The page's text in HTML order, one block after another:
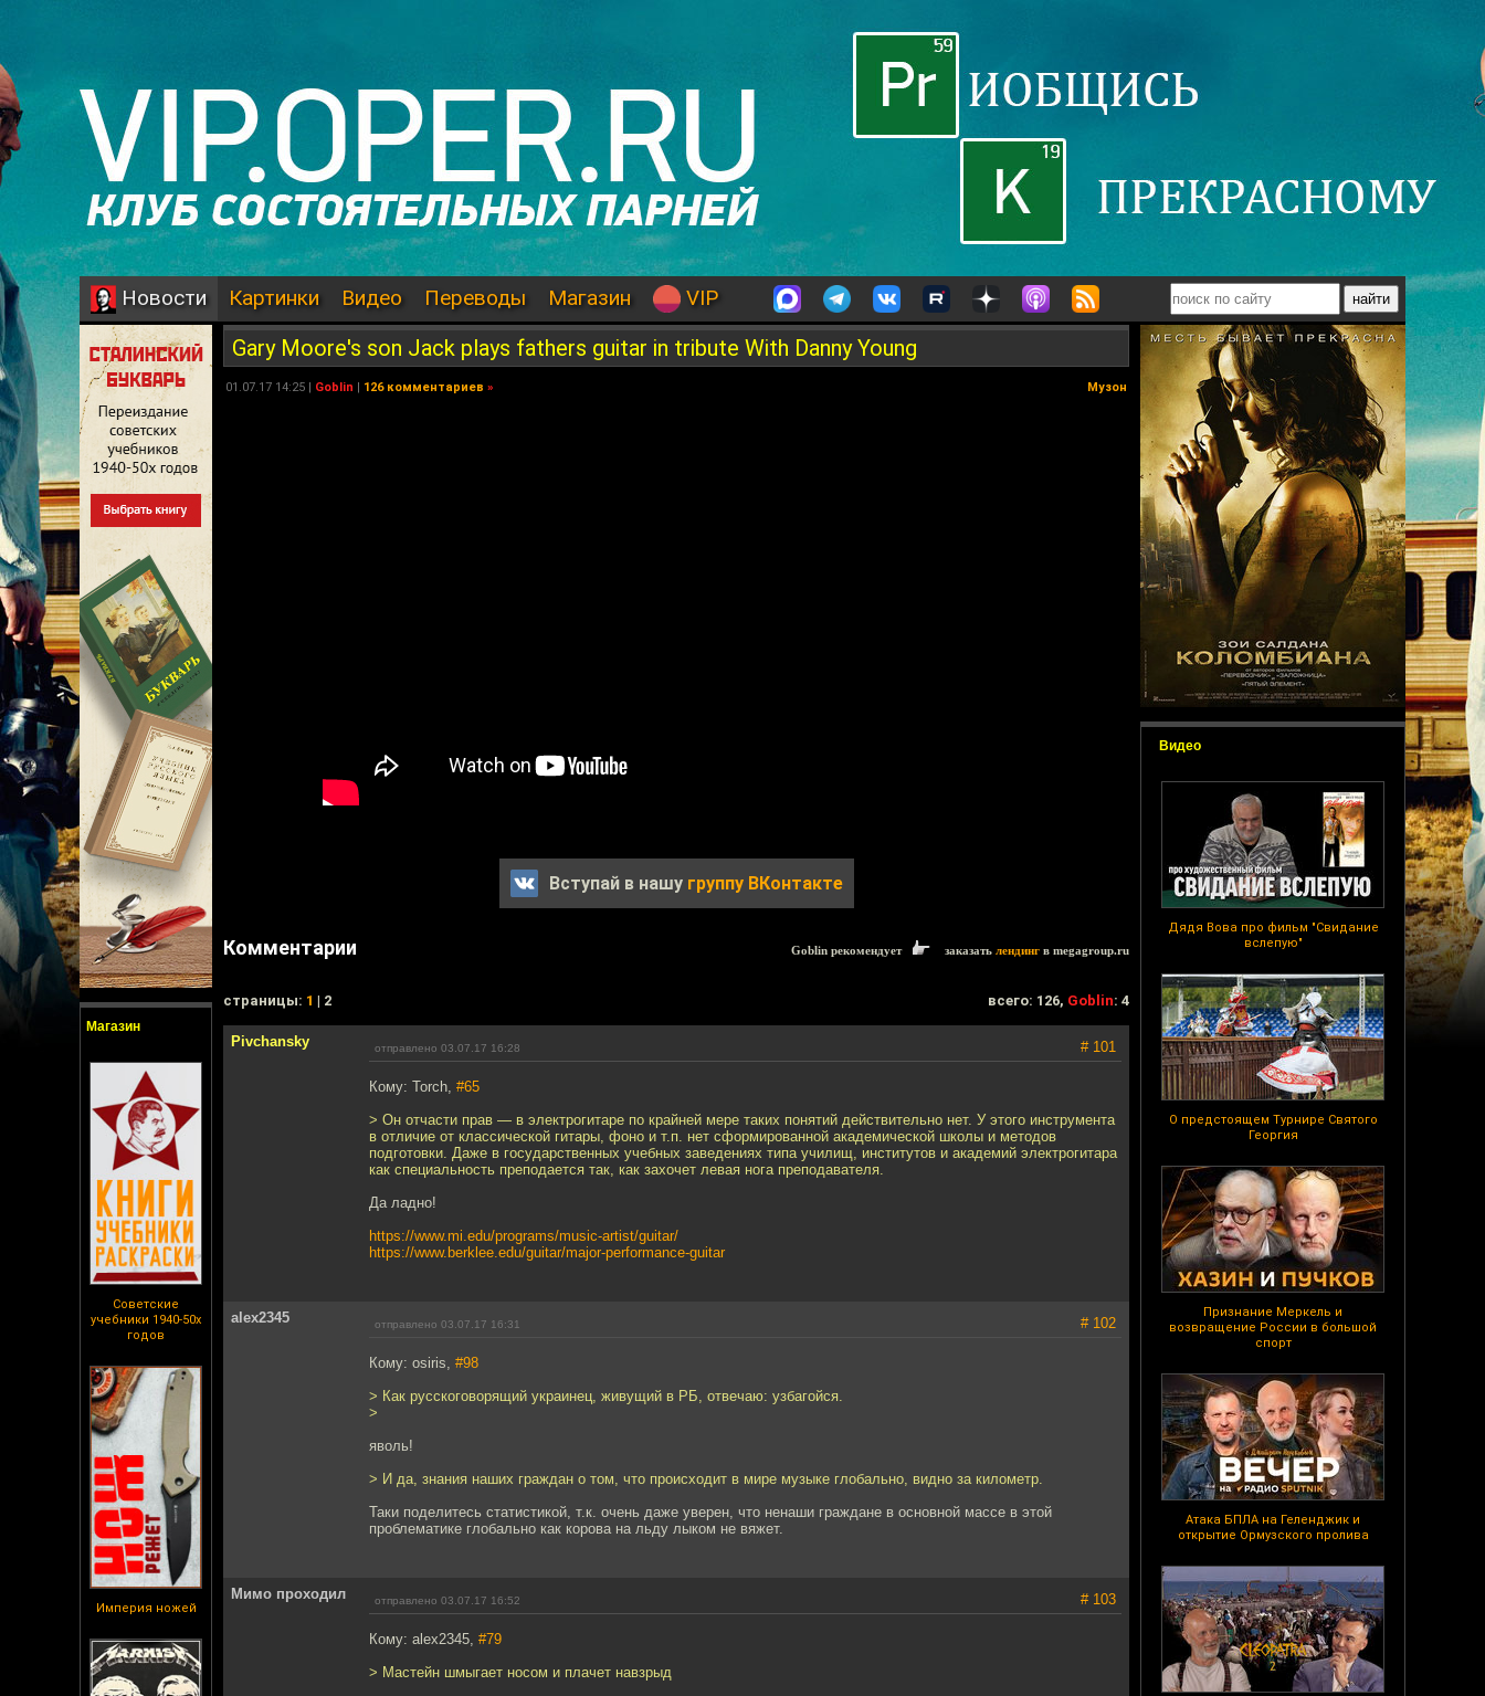
Новости Картинки Видео Переводы Магазин VIP
Магазин
Советские
учебники 1940-50х
годов
Империя ножей
Видео
Дядя Вова про фильм "Свидание
вслепую"
О предстоящем Турнире Святого
Георгия
Признание Меркель и
возвращение России в большой
спорт
Атака БПЛА на Геленджик и
открытие Ормузского пролива
Gary Moore's son Jack plays fathers guitar in tribute With Danny Young
01.07.17 14:25 | Goblin | 126 комментариев » Музон
Вступай в нашу группу ВКонтакте
Комментарии Goblin рекомендует заказать лендинг в megagroup.ru
cтраницы: 1 | 2 всего: 126, Goblin: 4
Pivchansky отправлено 03.07.17 16:28 # 101
Кому: Torch, #65
> Он отчасти прав — в электрогитаре по крайней мере таких понятий действительно нет. У этого инструмента
в отличие от классической гитары, фоно и т.п. нет сформированной академической школы и методов
подготовки. Даже в государственных учебных заведениях типа училищ, институтов и академий электрогитара
как специальность преподается так, как захочет левая нога преподавателя.
Да ладно!
https://www.mi.edu/programs/music-artist/guitar/
https://www.berklee.edu/guitar/major-performance-guitar
alex2345 отправлено 03.07.17 16:31 # 102
Кому: osiris, #98
> Как русскоговорящий украинец, живущий в РБ, отвечаю: узбагойся.
>
яволь!
> И да, знания наших граждан о том, что происходит в мире музыке глобально, видно за километр.
Таки поделитесь статистикой, т.к. очень даже уверен, что ненаши граждане в основной массе в этой
проблематике глобально как корова на льду лыком не вяжет.
Мимо проходил отправлено 03.07.17 16:52 # 103
Кому: alex2345, #79
> Мастейн шмыгает носом и плачет навзрыд